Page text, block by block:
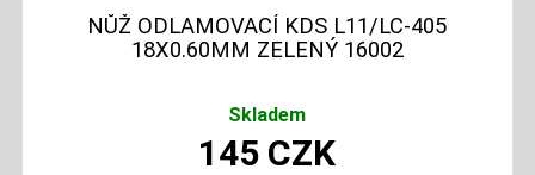
NŮŽ ODLAMOVACÍ KDS L11/LC-405
18X0.60MM ZELENÝ 16002
Skladem
145 CZK